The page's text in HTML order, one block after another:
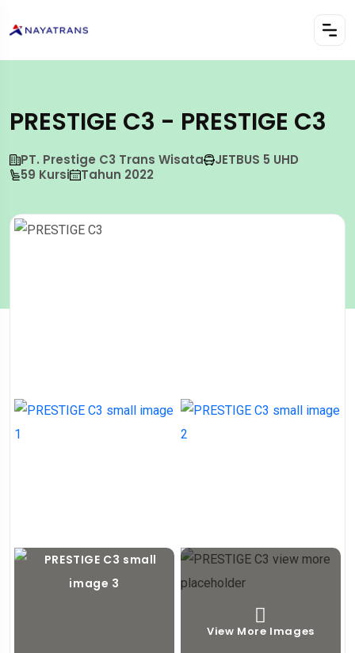
PRESTIGE C3 - PRESTIGE C3
PT. Prestige C3 Trans Wisata
JETBUS 5 UHD
59 Kursi
Tahun 2022
View More Images